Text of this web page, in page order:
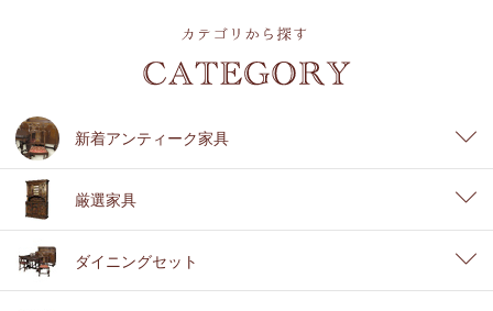
新着アンティーク家具
厳選家具
ダイニングセット